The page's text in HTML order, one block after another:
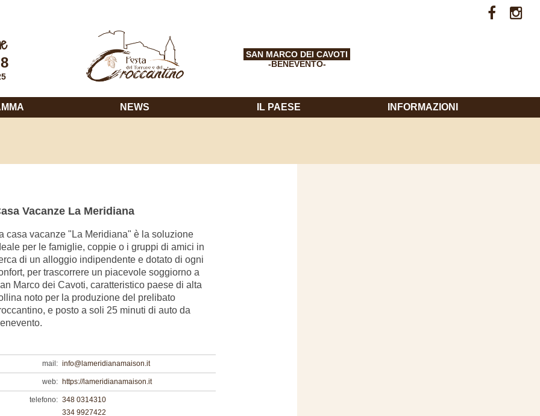
SAN MARCO DEI CAVOTI
-BENEVENTO-
NEWS IL PAESE INFORMAZIONI
Vacanze La Meridiana
casa vacanze "La Meridiana" è la soluzione
per le famiglie, coppie o i gruppi di amici in
di un alloggio indipendente e dotato di ogni
per trascorrere un piacevole soggiorno a
Marco dei Cavoti, caratteristico paese di alta
noto per la produzione del prelibato
e posto a soli 25 minuti di auto da
mail: info@lameridianamaison.it
web: https://lameridianamaison.it
telefono: 348 0314310
334 9927422